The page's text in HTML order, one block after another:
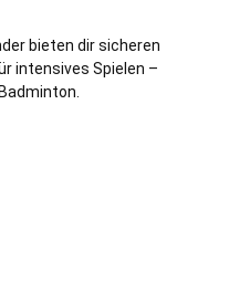
bieten dir sicheren
intensives Spielen –